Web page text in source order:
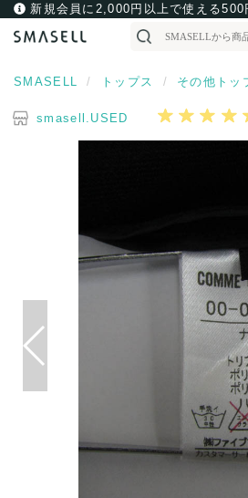
新規会員に2,000円以上で使える500
SMASELL トップス その他トッ
smasell.USED